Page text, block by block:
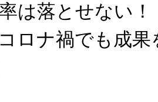
は落とせない！
ロナ禍でも成果